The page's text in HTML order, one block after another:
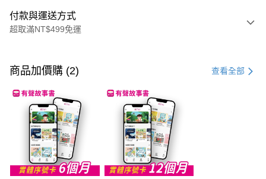
付款與運送方式
超取滿NT$499免運
信用卡一次付款
LINE Pay
Apple Pay
大哥付你分期
相關說明
【大哥付你分期使用說明】
1.本服務由台灣大哥大提供，台灣大哥大用戶可立即使用無須另外申請。
AFTEE先享後付
商品加價購 (2) 查看全部